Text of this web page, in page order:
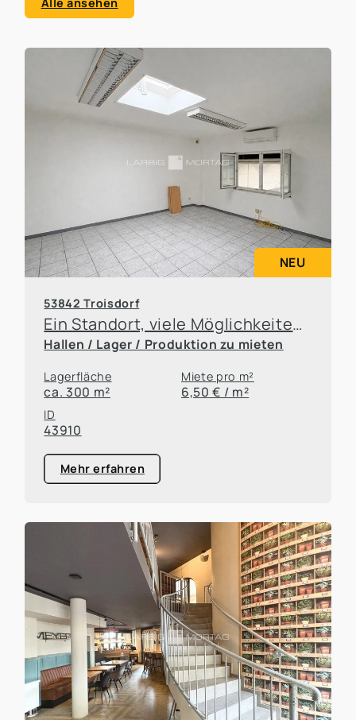
NEU
53842 Troisdorf
Ein Standort, viele Möglichkeiten – Büro- und Hallenflächen flexibel anmietbar
Hallen / Lager / Produktion zu mieten
Lagerfläche
ca. 300 m²
Miete pro m²
6,50 € / m²
ID
43910
Mehr erfahren